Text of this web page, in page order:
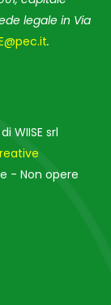
legale in Via
.
di WIISE srl
- Non opere